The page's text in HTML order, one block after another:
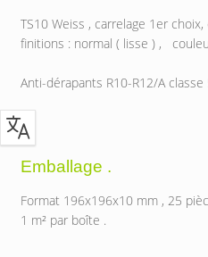
TS10 Weiss , carrelage 1er
finitions : normal ( lisse ) ,
Anti-dérapants R10-R12/A classe
Emballage .
Format 196x196x10 mm , 25
1 m² par boîte .